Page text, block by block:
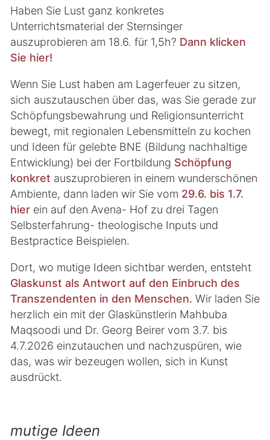
Haben Sie Lust ganz konkretes
Unterrichtsmaterial der Sternsinger
auszuprobieren am 18.6. für 1,5h? Dann klicken
Sie hier!
Wenn Sie Lust haben am Lagerfeuer zu sitzen,
sich auszutauschen über das, was Sie gerade zur
Schöpfungsbewahrung und Religionsunterricht
bewegt, mit regionalen Lebensmitteln zu kochen
und Ideen für gelebte BNE (Bildung nachhaltige
Entwicklung) bei der Fortbildung Schöpfung
konkret auszuprobieren in einem wunderschönen
Ambiente, dann laden wir Sie vom 29.6. bis 1.7.
hier ein auf den Avena- Hof zu drei Tagen
Selbsterfahrung- theologische Inputs und
Bestpractice Beispielen.
Dort, wo mutige Ideen sichtbar werden, entsteht
Glaskunst als Antwort auf den Einbruch des
Transzendenten in den Menschen. Wir laden Sie
herzlich ein mit der Glaskünstlerin Mahbuba
Maqsoodi und Dr. Georg Beirer vom 3.7. bis
4.7.2026 einzutauchen und nachzuspüren, wie
das, was wir bezeugen wollen, sich in Kunst
ausdrückt.
mutige Ideen